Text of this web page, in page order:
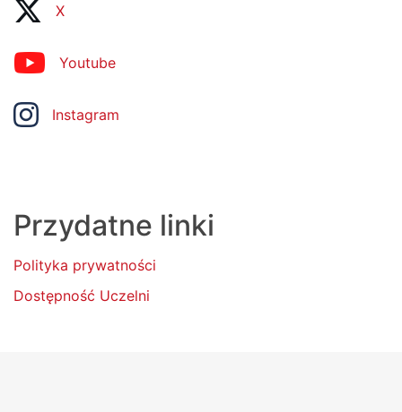
X
Youtube
Instagram
Przydatne linki
Polityka prywatności
Dostępność Uczelni